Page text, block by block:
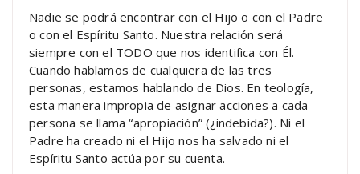
Nadie se podrá encontrar con el Hijo o con el Padre
o con el Espíritu Santo. Nuestra relación será
siempre con el TODO que nos identifica con Él.
Cuando hablamos de cualquiera de las tres
personas, estamos hablando de Dios. En teología,
esta manera impropia de asignar acciones a cada
persona se llama “apropiación” (¿indebida?). Ni el
Padre ha creado ni el Hijo nos ha salvado ni el
Espíritu Santo actúa por su cuenta.